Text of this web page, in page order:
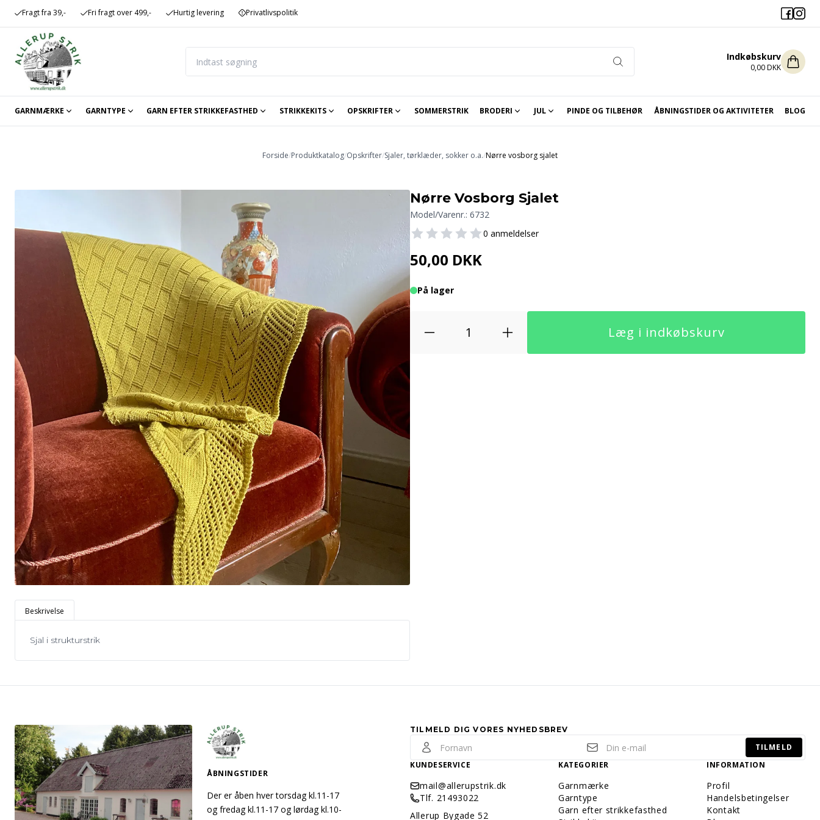
Fragt fra 39,- Fri fragt over 499,- Hurtig levering Privatlivspolitik
Indkøbskurv
0,00 DKK
GARNMÆRKE GARNTYPE GARN EFTER STRIKKEFASTHED STRIKKEKITS OPSKRIFTER SOMMERSTRIK BRODERI JUL PINDE OG TILBEHØR ÅBNINGSTIDER OG AKTIVITETER BLOG
Forside/Produktkatalog/Opskrifter/Sjaler, tørklæder, sokker o.a./Nørre vosborg sjalet
Beskrivelse
Sjal i strukturstrik
Nørre Vosborg Sjalet
Model/Varenr.: 6732
0 anmeldelser
50,00 DKK
På lager
Læg i indkøbskurv
ÅBNINGSTIDER
Der er åben hver torsdag kl.11-17
og fredag kl.11-17 og lørdag kl.10-
TILMELD DIG VORES NYHEDSBREV
TILMELD
KUNDESERVICE
mail@allerupstrik.dk
Tlf. 21493022
Allerup Bygade 52
KATEGORIER
Garnmærke
Garntype
Garn efter strikkefasthed
INFORMATION
Profil
Handelsbetingelser
Kontakt